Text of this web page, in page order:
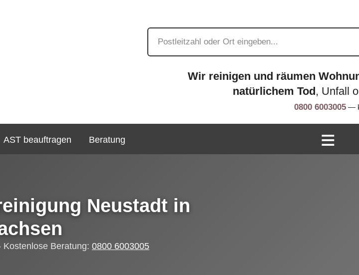
Wir reinigen und räumen
natürlichem Tod, Unfall
0800 6003005 —
AST beauftragen Beratung
Neustadt in
Beratung: 0800 6003005